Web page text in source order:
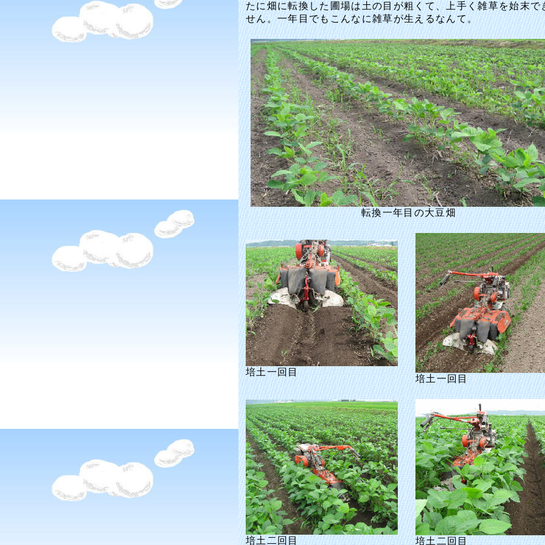
たに畑に転換した圃場は土の目が粗くて、上手く雑草を始末で
せん。一年目でもこんなに雑草が生えるなんて。
転換一年目の大豆畑
培土一回目
培土一回目
培土二回目 培土二回目